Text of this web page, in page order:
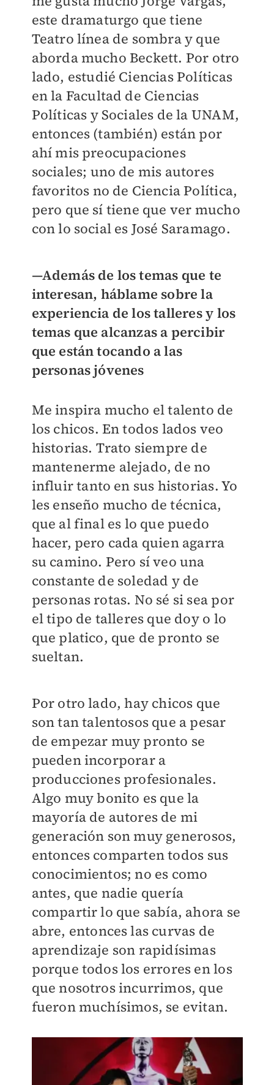
este dramaturgo que tiene
Teatro línea de sombra y que
aborda mucho Beckett. Por otro
lado, estudié Ciencias Políticas
en la Facultad de Ciencias
Políticas y Sociales de la UNAM,
entonces (también) están por
ahí mis preocupaciones
sociales; uno de mis autores
favoritos no de Ciencia Política,
pero que sí tiene que ver mucho
con lo social es José Saramago.
—Además de los temas que te
interesan, háblame sobre la
experiencia de los talleres y los
temas que alcanzas a percibir
que están tocando a las
personas jóvenes
Me inspira mucho el talento de
los chicos. En todos lados veo
historias. Trato siempre de
mantenerme alejado, de no
influir tanto en sus historias. Yo
les enseño mucho de técnica,
que al final es lo que puedo
hacer, pero cada quien agarra
su camino. Pero sí veo una
constante de soledad y de
personas rotas. No sé si sea por
el tipo de talleres que doy o lo
que platico, que de pronto se
sueltan.
Por otro lado, hay chicos que
son tan talentosos que a pesar
de empezar muy pronto se
pueden incorporar a
producciones profesionales.
Algo muy bonito es que la
mayoría de autores de mi
generación son muy generosos,
entonces comparten todos sus
conocimientos; no es como
antes, que nadie quería
compartir lo que sabía, ahora se
abre, entonces las curvas de
aprendizaje son rapidísimas
porque todos los errores en los
que nosotros incurrimos, que
fueron muchísimos, se evitan.